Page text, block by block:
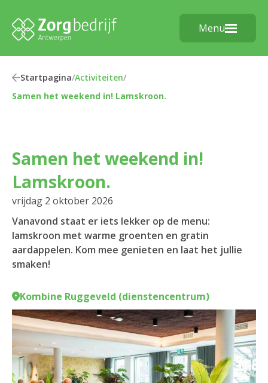
Menu
Startpagina/Activiteiten/
Samen het weekend in! Lamskroon.
Samen het weekend in!
Lamskroon.
vrijdag 2 oktober 2026
Vanavond staat er iets lekker op de menu:
lamskroon met warme groenten en gratin
aardappelen. Kom mee genieten en laat het jullie
smaken!
Kombine Ruggeveld (dienstencentrum)